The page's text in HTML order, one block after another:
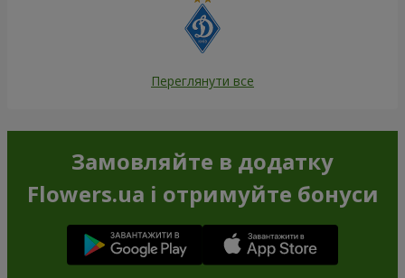
Переглянути все
Замовляйте в додатку
Flowers.ua і отримуйте бонуси